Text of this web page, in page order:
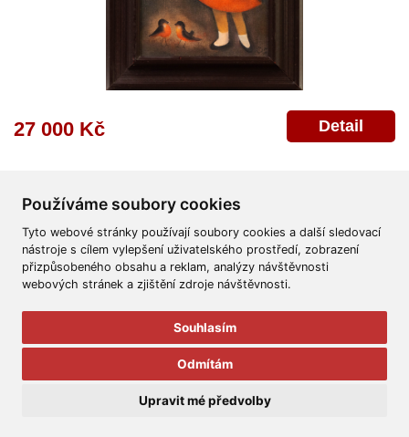
Používáme soubory cookies
Tyto webové stránky používají soubory cookies a další sledovací
nástroje s cílem vylepšení uživatelského prostředí, zobrazení
přizpůsobeného obsahu a reklam, analýzy návštěvnosti
webových stránek a zjištění zdroje návštěvnosti.
Souhlasím
Odmítám
Upravit mé předvolby
27 000 Kč Detail
Všeobecné obchodní podmínky Reklamační řád
Ochrana osobních údajů
Aukční Galerie Platýz
Všechna práva vyhrazena.